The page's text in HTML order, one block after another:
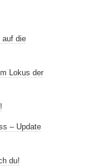
auf die
Lokus der
– Update
du!